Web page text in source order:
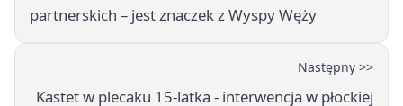
partnerskich – jest znaczek z Wyspy Węży
Następny >>
Kastet w plecaku 15-latka - interwencja w płockiej